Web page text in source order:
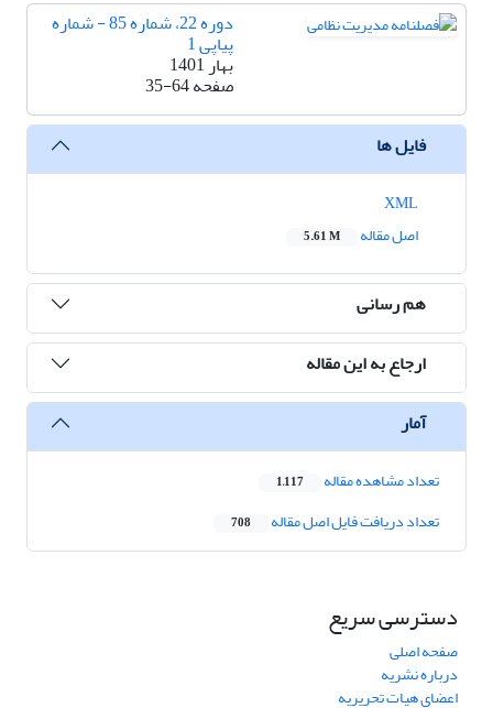
دوره 22، شماره 85 - شماره
پیاپی 1
بهار 1401
صفحه35-64
فایل ها
اصل مقاله
5.61 M
هم رسانی
ارجاع به این مقاله
آمار
تعداد مشاهده مقاله 1,117
تعداد دریافت فایل اصل مقاله 708
دسترسی سریع
صفحه اصلی
درباره نشریه
اعضای هیات تحریریه